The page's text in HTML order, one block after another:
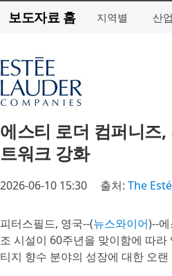
보도자료 홈 지역별 산
에스티 로더 컴퍼니즈
트워크 강화
2026-06-10 15:30 출처: The
피터스필드, 영국--(뉴스와이어)--
조 시설이 60주년을 맞이함에 따
티지 향수 분야의 성장에 대한 오